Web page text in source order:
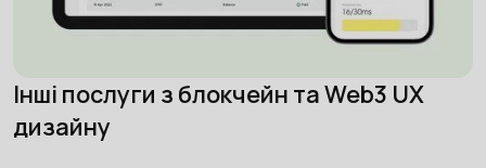
Інші послуги з блокчейн та Web3 UX
дизайну